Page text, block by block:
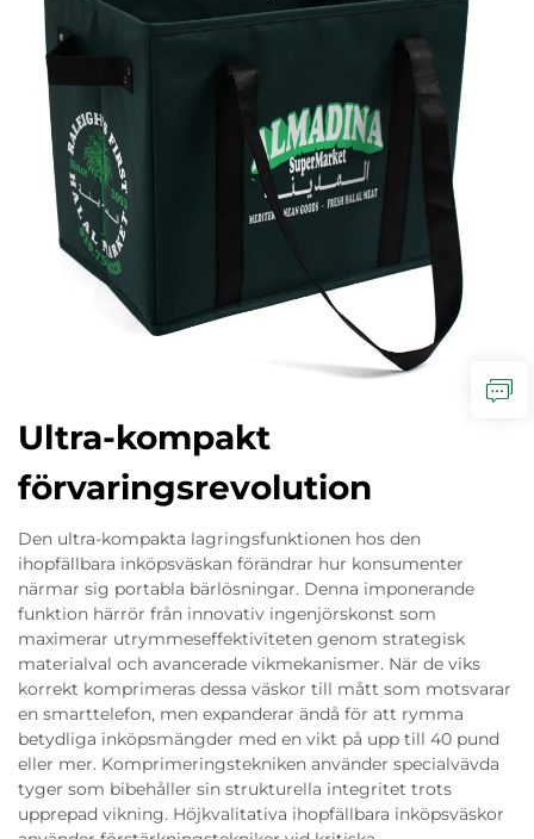
Ultra-kompakt
förvaringsrevolution
Den ultra-kompakta lagringsfunktionen hos den
ihopfällbara inköpsväskan förändrar hur konsumenter
närmar sig portabla bärlösningar. Denna imponerande
funktion härrör från innovativ ingenjörskonst som
maximerar utrymmeseffektiviteten genom strategisk
materialval och avancerade vikmekanismer. När de viks
korrekt komprimeras dessa väskor till mått som motsvarar
en smarttelefon, men expanderar ändå för att rymma
betydliga inköpsmängder med en vikt på upp till 40 pund
eller mer. Komprimeringstekniken använder specialvävda
tyger som bibehåller sin strukturella integritet trots
upprepad vikning. Höjkvalitativa ihopfällbara inköpsväskor